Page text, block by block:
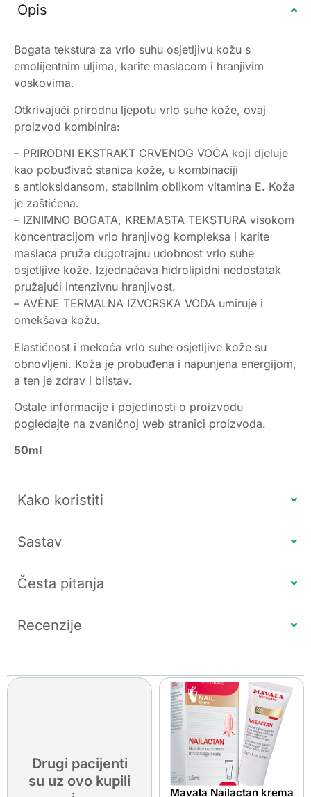
Opis
Bogata tekstura za vrlo suhu osjetljivu kožu s
emolijentnim uljima, karite maslacom i hranjivim
voskovima.
Otkrivajući prirodnu ljepotu vrlo suhe kože, ovaj
proizvod kombinira:
– PRIRODNI EKSTRAKT CRVENOG VOĆA koji djeluje
kao pobuđivač stanica kože, u kombinaciji
s antioksidansom, stabilnim oblikom vitamina E. Koža
je zaštićena.
– IZNIMNO BOGATA, KREMASTA TEKSTURA visokom
koncentracijom vrlo hranjivog kompleksa i karite
maslaca pruža dugotrajnu udobnost vrlo suhe
osjetljive kože. Izjednačava hidrolipidni nedostatak
pružajući intenzivnu hranjivost.
– AVÈNE TERMALNA IZVORSKA VODA umiruje i
omekšava kožu.
Elastičnost i mekoća vrlo suhe osjetljive kože su
obnovljeni. Koža je probuđena i napunjena energijom,
a ten je zdrav i blistav.
Ostale informacije i pojedinosti o proizvodu
pogledajte na zvaničnoj web stranici proizvoda.
50ml
Kako koristiti
Sastav
Česta pitanja
Recenzije
Drugi pacijenti
su uz ovo kupili
Mavala Nailactan krema